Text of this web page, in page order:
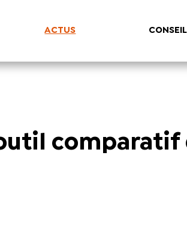
ACTUS
comparatif